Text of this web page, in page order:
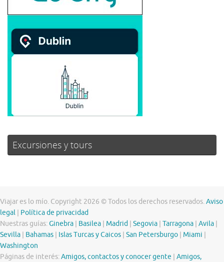
Excursiones y tours
Viajar es lo mío. Copyright 2026 © Todos los derechos reservados.Aviso
legal
Política de privacidad
Nuestras guías:Ginebra Basilea Madrid Segovia Tarragona Avila
Sevilla
Bahamas Islas Turcas y Caicos San Petersburgo Miami
Washington
Páginas de interés:Amigos, contactos y conocer gente Amigos,